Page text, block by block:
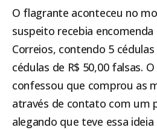
O flagrante aconteceu no
suspeito recebia encomenda
Correios, contendo 5 cédulas
cédulas de R$ 50,00 falsas.
confessou que comprou as
através de contato com um
alegando que teve essa